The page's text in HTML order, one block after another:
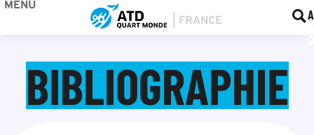
MENU
BIBLIOGRAPHIE